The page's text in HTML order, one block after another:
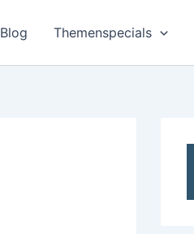
Blog Themenspecials